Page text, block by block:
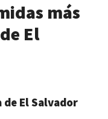
más
El
de El Salvador